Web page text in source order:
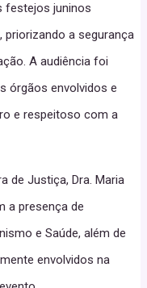
festejos juninos
a segurança
A audiência foi
órgãos envolvidos e
e respeitoso com a
de Justiça, Dra. Maria
a presença de
e Saúde, além de
envolvidos na